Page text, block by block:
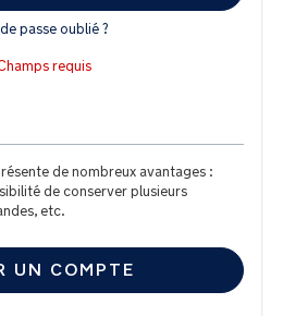
passe oublié ?
de nombreux avantages :
de conserver plusieurs
etc.
UN COMPTE